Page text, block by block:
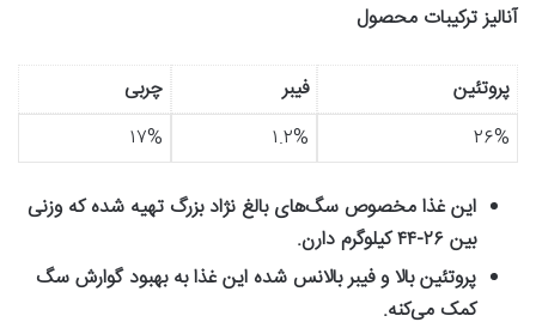
آنالیز ترکیبات محصول
پروتئین فیبر
چربی
۲۶%
۱.۲% ۱۷%
این غذا مخصوص سگ‌های بالغ نژاد بزرگ تهیه شده که وزنی
بین۲۶-۴۴ کیلوگرم دارن.
پروتئین بالا و فیبر بالانس شده این غذا به بهبود گوارش سگ
کمک می‌کنه.